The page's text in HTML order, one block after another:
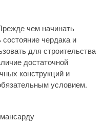
чем начинать
чердака и
для строительства
достаточной
конструкций и
условием.